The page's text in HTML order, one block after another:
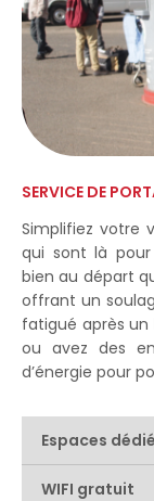
SERVICE DE
Simplifiez votre
qui sont là
bien au départ
offrant un
fatigué après un
ou avez des
d’énergie pour
Espaces
WIFI gratuit